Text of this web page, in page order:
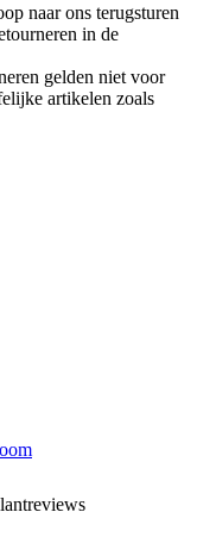
naar ons terugsturen
in de
gelden niet voor
artikelen zoals